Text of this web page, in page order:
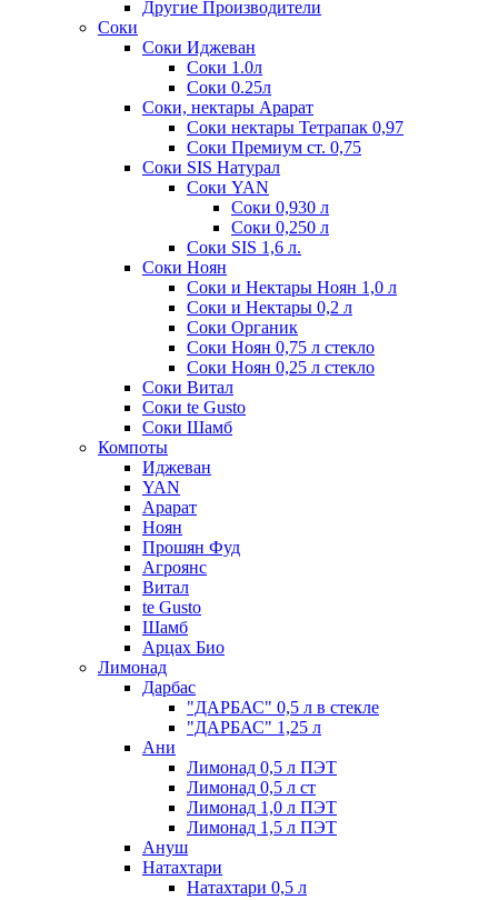
Другие Производители
Соки
Соки Иджеван
Соки 1.0л
Соки 0.25л
Соки, нектары Арарат
Соки нектары Тетрапак 0,97
Соки Премиум ст. 0,75
Соки SIS Натурал
Соки YAN
Соки 0,930 л
Соки 0,250 л
Соки SIS 1,6 л.
Соки Ноян
Соки и Нектары Ноян 1,0 л
Соки и Нектары 0,2 л
Соки Органик
Соки Ноян 0,75 л стекло
Соки Ноян 0,25 л стекло
Соки Витал
Соки te Gusto
Соки Шамб
Компоты
Иджеван
YAN
Арарат
Ноян
Прошян Фуд
Агроянс
Витал
te Gusto
Шамб
Арцах Био
Лимонад
Дарбас
"ДАРБАС" 0,5 л в стекле
"ДАРБАС" 1,25 л
Ани
Лимонад 0,5 л ПЭТ
Лимонад 0,5 л ст
Лимонад 1,0 л ПЭТ
Лимонад 1,5 л ПЭТ
Ануш
Натахтари
Натахтари 0,5 л